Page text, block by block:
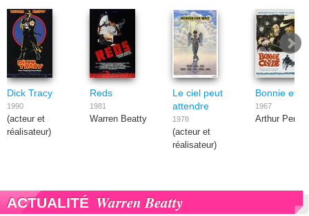
Dick Tracy
1990
(acteur et
réalisateur)
Reds
1981
Warren Beatty
Le ciel peut
attendre
1978
(acteur et
réalisateur)
Bonnie et
1967
Arthur Penn
ACTUALITÉ Warren Beatty